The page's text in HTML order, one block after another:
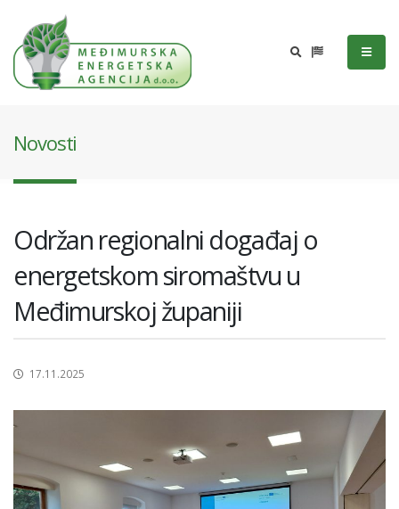
Novosti
Održan regionalni događaj o
energetskom siromaštvu u
Međimurskoj županiji
17.11.2025